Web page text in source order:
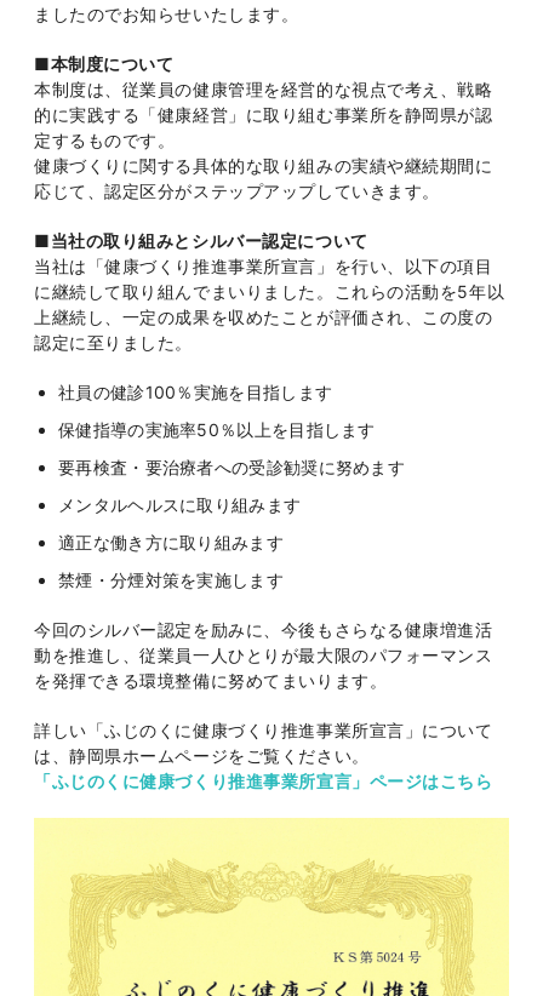
ましたのでお知らせいたします。
■本制度について
本制度は、従業員の健康管理を経営的な視点で考え、戦略
的に実践する「健康経営」に取り組む事業所を静岡県が認
定するものです。
健康づくりに関する具体的な取り組みの実績や継続期間に
応じて、認定区分がステップアップしていきます。
■当社の取り組みとシルバー認定について
当社は「健康づくり推進事業所宣言」を行い、以下の項目
に継続して取り組んでまいりました。これらの活動を5年以
上継続し、一定の成果を収めたことが評価され、この度の
認定に至りました。
社員の健診100％実施を目指します
保健指導の実施率50％以上を目指します
要再検査・要治療者への受診勧奨に努めます
メンタルヘルスに取り組みます
適正な働き方に取り組みます
禁煙・分煙対策を実施します
今回のシルバー認定を励みに、今後もさらなる健康増進活
動を推進し、従業員一人ひとりが最大限のパフォーマンス
を発揮できる環境整備に努めてまいります。
詳しい「ふじのくに健康づくり推進事業所宣言」について
は、静岡県ホームページをご覧ください。
「ふじのくに健康づくり推進事業所宣言」ページはこちら